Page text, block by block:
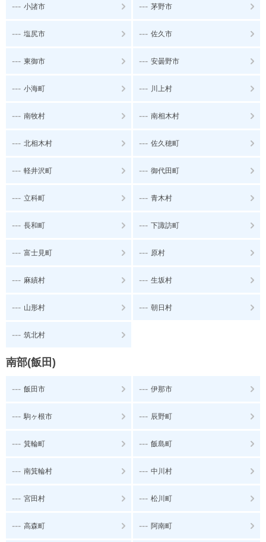
--- 小諸市 --- 茅野市
--- 塩尻市 --- 佐久市
--- 東御市 --- 安曇野市
--- 小海町 --- 川上村
--- 南牧村 --- 南相木村
--- 北相木村 --- 佐久穂町
--- 軽井沢町 --- 御代田町
--- 立科町 --- 青木村
--- 長和町 --- 下諏訪町
--- 富士見町 --- 原村
--- 麻績村 --- 生坂村
--- 山形村 --- 朝日村
--- 筑北村
南部(飯田)
--- 飯田市 --- 伊那市
--- 駒ヶ根市 --- 辰野町
--- 箕輪町 --- 飯島町
--- 南箕輪村 --- 中川村
--- 宮田村 --- 松川町
--- 高森町 --- 阿南町